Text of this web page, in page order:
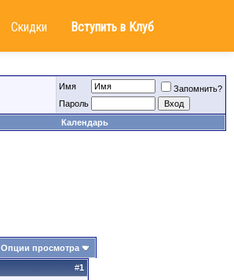
Скидки Вступить в Клуб
Имя
Запомнить?
Пароль
Календарь
Опции просмотра
#1